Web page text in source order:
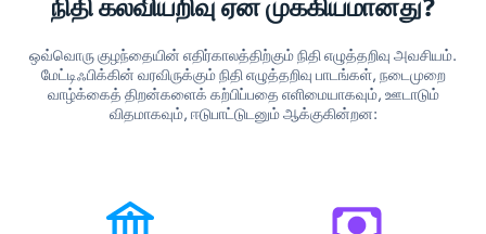
நிதி கல்வியறிவு ஏன் முக்கியமானது?
ஒவ்வொரு குழந்தையின் எதிர்காலத்திற்கும் நிதி எழுத்தறிவு அவசியம்.
மேட்டிஃபிக்கின் வரவிருக்கும் நிதி எழுத்தறிவு பாடங்கள், நடைமுறை
வாழ்க்கைத் திறன்களைக் கற்பிப்பதை எளிமையாகவும், ஊடாடும்
விதமாகவும், ஈடுபாட்டுடனும் ஆக்குகின்றன: